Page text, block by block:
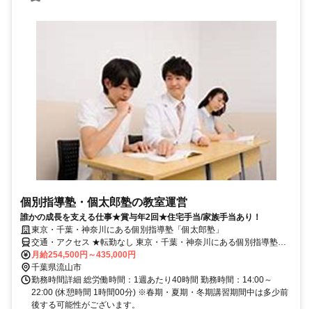
個別指導塾・個太郎塾の教室運営
誰かの成長を支える仕事★賞与年2回★住宅手当/家族手当あり！
東京・千葉・神奈川にある個別指導塾「個太郎塾」
交通・アクセス ★転勤なし 東京・千葉・神奈川にある個別指導塾
「個太郎塾」
月給254,500円～435,000円
千葉県流山市
勤務時間詳細 総労働時間：1週あたり40時間 勤務時間：14:00～
22:00 (休憩時間 1時間00分) ※春期・夏期・冬期講習期間中は多少前
後する可能性がございます。